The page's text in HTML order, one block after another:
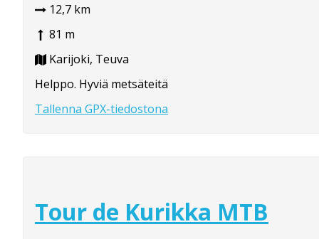
12,7 km
81 m
Karijoki, Teuva
Helppo. Hyviä metsäteitä
Tallenna GPX-tiedostona
Tour de Kurikka MTB